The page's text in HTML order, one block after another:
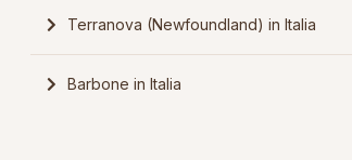
Terranova (Newfoundland) in Italia
Barbone in Italia